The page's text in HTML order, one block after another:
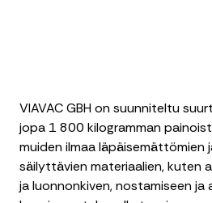
VIAVAC GBH on suunniteltu
jopa 1 800 kilogramman
muiden ilmaa läpäisemättömien
säilyttävien materiaalien, kuten
ja luonnonkiven, nostamiseen ja